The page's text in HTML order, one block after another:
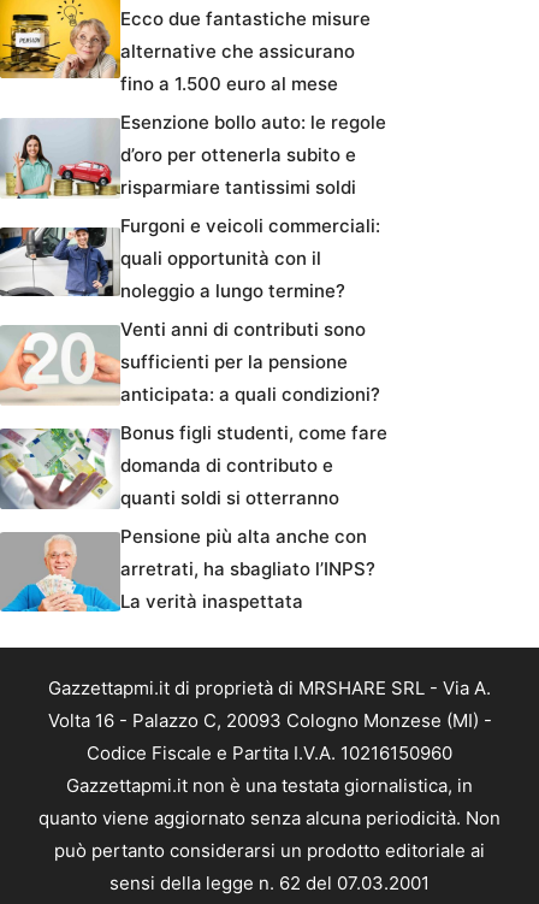
Ecco due fantastiche misure
alternative che assicurano
fino a 1.500 euro al mese
Esenzione bollo auto: le regole
d’oro per ottenerla subito e
risparmiare tantissimi soldi
Furgoni e veicoli commerciali:
quali opportunità con il
noleggio a lungo termine?
Venti anni di contributi sono
sufficienti per la pensione
anticipata: a quali condizioni?
Bonus figli studenti, come fare
domanda di contributo e
quanti soldi si otterranno
Pensione più alta anche con
arretrati, ha sbagliato l’INPS?
La verità inaspettata
Gazzettapmi.it di proprietà di MRSHARE SRL - Via A.
Volta 16 - Palazzo C, 20093 Cologno Monzese (MI) -
Codice Fiscale e Partita I.V.A. 10216150960
Gazzettapmi.it non è una testata giornalistica, in
quanto viene aggiornato senza alcuna periodicità. Non
può pertanto considerarsi un prodotto editoriale ai
sensi della legge n. 62 del 07.03.2001